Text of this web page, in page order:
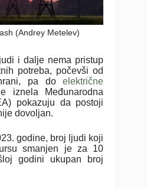
(Andrey Metelev)
i dalje nema pristup
potreba, počevši od
pa doelektrične
iznela Međunarodna
pokazuju da postoji
dovoljan.
godine, broj ljudi koji
smanjen je za 10
godini ukupan broj